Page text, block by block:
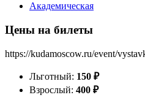
Академическая
Цены на билеты
https://kudamoscow.ru/event/
Льготный: 150 ₽
Взрослый: 400 ₽